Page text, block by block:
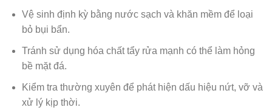
Vệ sinh định kỳ bằng nước sạch và khăn mềm để loại
bỏ bụi bẩn.
Tránh sử dụng hóa chất tẩy rửa mạnh có thể làm hỏng
bề mặt đá.
Kiểm tra thường xuyên để phát hiện dấu hiệu nứt, vỡ và
xử lý kịp thời.